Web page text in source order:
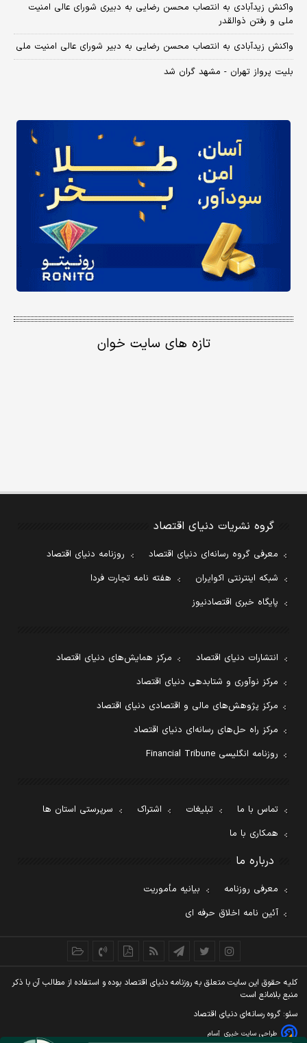
واکنش زیدآبادی به انتصاب محسن رضایی به دبیری شورای عالی امنیت
ملی و رفتن ذوالقدر
واکنش زیدآبادی به انتصاب محسن رضایی به دبیر شورای عالی امنیت ملی
بلیت پرواز تهران - مشهد گران شد
تازه های سایت خوان
گروه نشریات دنیای اقتصاد
معرفی گروه رسانه‌ای دنیای اقتصاد
روزنامه دنیای اقتصاد
شبکه اینترنتی اکوایران
هفته نامه تجارت فردا
پایگاه خبری اقتصادنیوز
انتشارات دنیای اقتصاد
مرکز همایش‌های دنیای اقتصاد
مرکز نوآوری و شتابدهی دنیای اقتصاد
مرکز پژوهش‌های مالی و اقتصادی دنیای اقتصاد
مرکز راه حل‌های رسانه‌ای دنیای اقتصاد
روزنامه انگلیسی Financial Tribune
تماس با ما تبلیغات اشتراک
سرپرستی استان ها
همکاری با ما
درباره ما
معرفی روزنامه
بیانیه مأموریت
آئین نامه اخلاق حرفه ای
کليه حقوق اين سايت متعلق به روزنامه دنيای اقتصاد بوده و استفاده از مطالب آن با ذکر
منبع بلامانع است
سئو: گروه رسانه‌ای دنیای اقتصاد
طراحی سایت خبری آسام